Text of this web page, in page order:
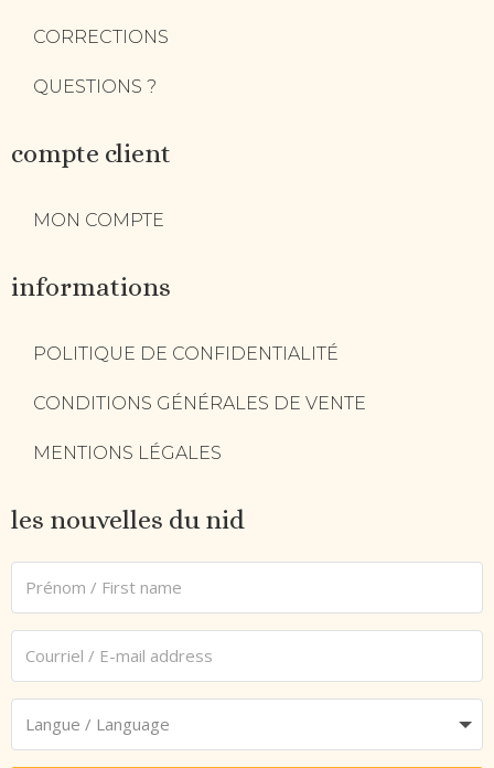
CORRECTIONS
QUESTIONS ?
compte client
MON COMPTE
informations
POLITIQUE DE CONFIDENTIALITÉ
CONDITIONS GÉNÉRALES DE VENTE
MENTIONS LÉGALES
les nouvelles du nid